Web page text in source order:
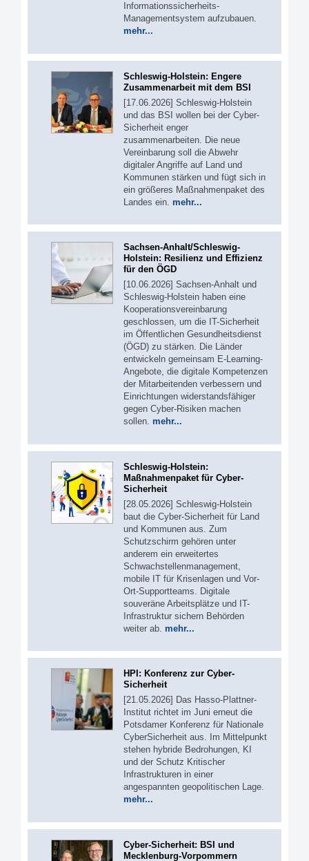
Informationssicherheits-
Managementsystem aufzubauen.
mehr...
Schleswig-Holstein: Engere
Zusammenarbeit mit dem BSI
[17.06.2026] Schleswig-Holstein
und das BSI wollen bei der Cyber-
Sicherheit enger
zusammenarbeiten. Die neue
Vereinbarung soll die Abwehr
digitaler Angriffe auf Land und
Kommunen stärken und fügt sich in
ein größeres Maßnahmenpaket des
Landes ein. mehr...
Sachsen-Anhalt/Schleswig-
Holstein: Resilienz und Effizienz
für den ÖGD
[10.06.2026] Sachsen-Anhalt und
Schleswig-Holstein haben eine
Kooperationsvereinbarung
geschlossen, um die IT-Sicherheit
im Öffentlichen Gesundheitsdienst
(ÖGD) zu stärken. Die Länder
entwickeln gemeinsam E-Learning-
Angebote, die digitale Kompetenzen
der Mitarbeitenden verbessern und
Einrichtungen widerstandsfähiger
gegen Cyber-Risiken machen
sollen. mehr...
Schleswig-Holstein:
Maßnahmenpaket für Cyber-
Sicherheit
[28.05.2026] Schleswig-Holstein
baut die Cyber-Sicherheit für Land
und Kommunen aus. Zum
Schutzschirm gehören unter
anderem ein erweitertes
Schwachstellenmanagement,
mobile IT für Krisenlagen und Vor-
Ort-Supportteams. Digitale
souveräne Arbeitsplätze und IT-
Infrastruktur sichern Behörden
weiter ab. mehr...
HPI: Konferenz zur Cyber-
Sicherheit
[21.05.2026] Das Hasso-Plattner-
Institut richtet im Juni erneut die
Potsdamer Konferenz für Nationale
CyberSicherheit aus. Im Mittelpunkt
stehen hybride Bedrohungen, KI
und der Schutz Kritischer
Infrastrukturen in einer
angespannten geopolitischen Lage.
mehr...
Cyber-Sicherheit: BSI und
Mecklenburg-Vorpommern